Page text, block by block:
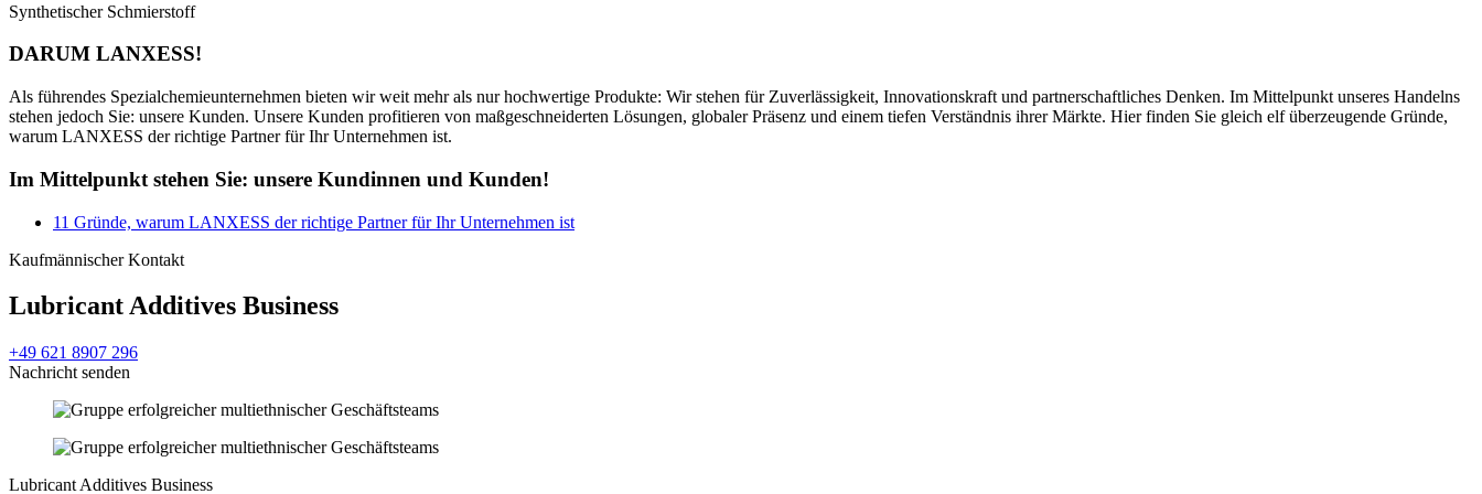
Synthetischer Schmierstoff
DARUM LANXESS!
Als führendes Spezialchemieunternehmen bieten wir weit mehr als nur hochwertige Produkte: Wir stehen für Zuverlässigkeit, Innovationskraft und partnerschaftliches Denken. Im Mittelpunkt unseres Handelns
stehen jedoch Sie: unsere Kunden. Unsere Kunden profitieren von maßgeschneiderten Lösungen, globaler Präsenz und einem tiefen Verständnis ihrer Märkte. Hier finden Sie gleich elf überzeugende Gründe,
warum LANXESS der richtige Partner für Ihr Unternehmen ist.
Im Mittelpunkt stehen Sie: unsere Kundinnen und Kunden!
11 Gründe, warum LANXESS der richtige Partner für Ihr Unternehmen ist
Kaufmännischer Kontakt
Lubricant Additives Business
+49 621 8907 296
Nachricht senden
Lubricant Additives Business